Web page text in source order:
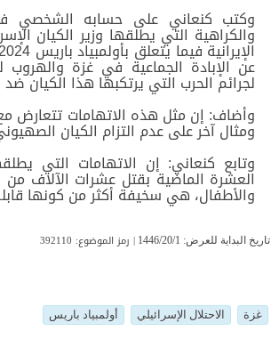
وكتب كنعاني على حسابه الشخصي
والكراهية التي يطلقها وزير الكيان
عن الإبادة الجماعية في غزة
لجرائم الحرب التي يرتكبها هذا
وأضاف: إن مثل هذه الاتهامات تتعارض
ومثال آخر على عدم التزام الكيان
وتابع كنعاني: إن الاتهامات التي
العشرة الماضية بقتل عشرات الآلاف من
والأطفال، هي سخيفة أكثر من كونها
تاریخ البدایة للعرض: 1446/20/1 | رمز الموضوع: 392110
غزة الاحتلال الإسرائيلي أولمبياد باريس